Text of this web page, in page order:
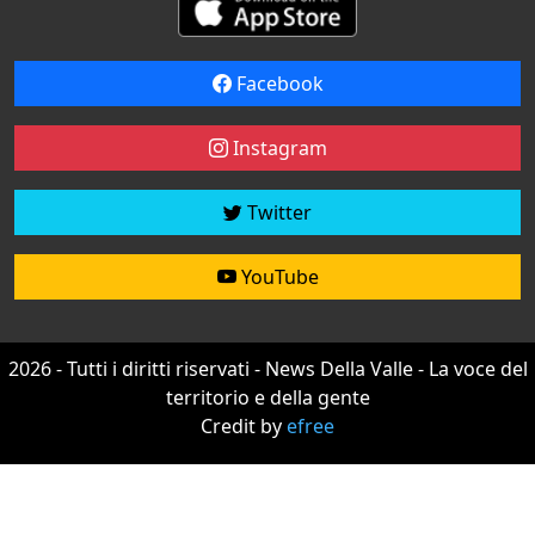
Facebook
Instagram
Twitter
YouTube
2026 - Tutti i diritti riservati - News Della Valle - La voce del
territorio e della gente
Credit byefree